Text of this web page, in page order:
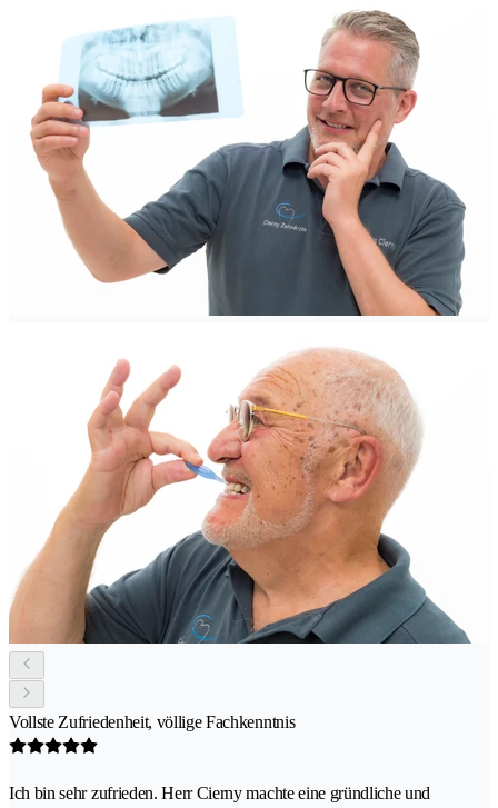
Vollste Zufriedenheit, völlige Fachkenntnis
Ich bin sehr zufrieden. Herr Cierny machte eine gründliche und